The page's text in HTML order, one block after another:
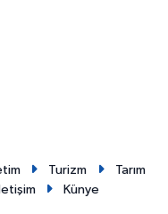
Turizm
Tarım
Künye